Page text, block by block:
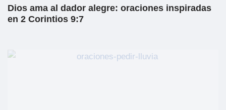
Dios ama al dador alegre: oraciones inspiradas
en 2 Corintios 9:7